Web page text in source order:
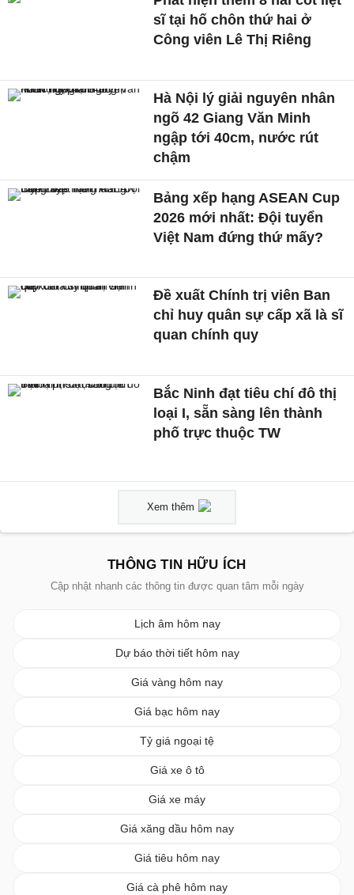
sĩ tại hố chôn thứ hai ở
Công viên Lê Thị Riêng
Hà Nội lý giải nguyên nhân
ngõ 42 Giang Văn Minh
ngập tới 40cm, nước rút
chậm
Bảng xếp hạng ASEAN Cup
2026 mới nhất: Đội tuyển
Việt Nam đứng thứ mấy?
Đề xuất Chính trị viên Ban
chỉ huy quân sự cấp xã là sĩ
quan chính quy
Bắc Ninh đạt tiêu chí đô thị
loại I, sẵn sàng lên thành
phố trực thuộc TW
Xem thêm
THÔNG TIN HỮU ÍCH
Cập nhật nhanh các thông tin được quan tâm mỗi ngày
Lịch âm hôm nay
Dự báo thời tiết hôm nay
Giá vàng hôm nay
Giá bạc hôm nay
Tỷ giá ngoại tệ
Giá xe ô tô
Giá xe máy
Giá xăng dầu hôm nay
Giá tiêu hôm nay
Giá cà phê hôm nay